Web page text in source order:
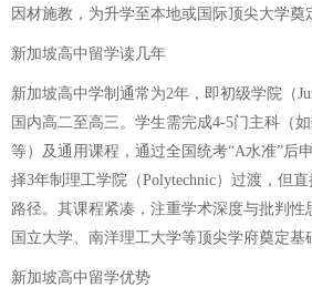
因材施教，为升学至本地或国际顶尖大学奠
新加坡高中留学读几年
新加坡高中学制通常为2年，即初级学院（
国内高二至高三。学生需完成4-5门主科（
等）及通用课程，通过全国统考“A水准”后
择3年制理工学院（Polytechnic）过渡，但
路径。其课程紧凑，注重学术深度与批判性
国立大学、南洋理工大学等顶尖学府奠定基
新加坡高中留学优势